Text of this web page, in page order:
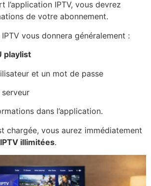
l’application IPTV, vous devrez
de votre abonnement.
vous donnera généralement :
playlist
et un mot de passe
serveur
dans l’application.
chargée, vous aurez immédiatement
illimitées.